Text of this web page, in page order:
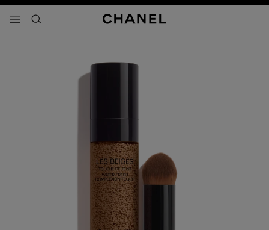
- navegación principal
buscar